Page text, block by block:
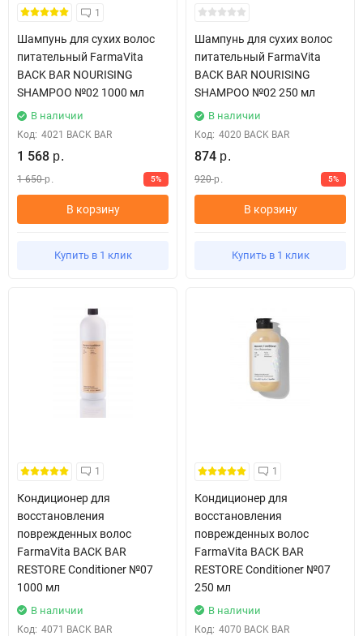
1
Шампунь для сухих волос
питательный FarmaVita
BACK BAR NOURISING
SHAMPOO №02 1000 мл
В наличии
Код: 4021 BACK BAR
1 568 р.
1 650 р. 5%
В корзину
Купить в 1 клик
Шампунь для сухих волос
питательный FarmaVita
BACK BAR NOURISING
SHAMPOO №02 250 мл
В наличии
Код: 4020 BACK BAR
874 р.
920 р. 5%
В корзину
Купить в 1 клик
1
Кондиционер для
восстановления
поврежденных волос
FarmaVita BACK BAR
RESTORE Conditioner №07
1000 мл
В наличии
Код: 4071 BACK BAR
1
Кондиционер для
восстановления
поврежденных волос
FarmaVita BACK BAR
RESTORE Conditioner №07
250 мл
В наличии
Код: 4070 BACK BAR